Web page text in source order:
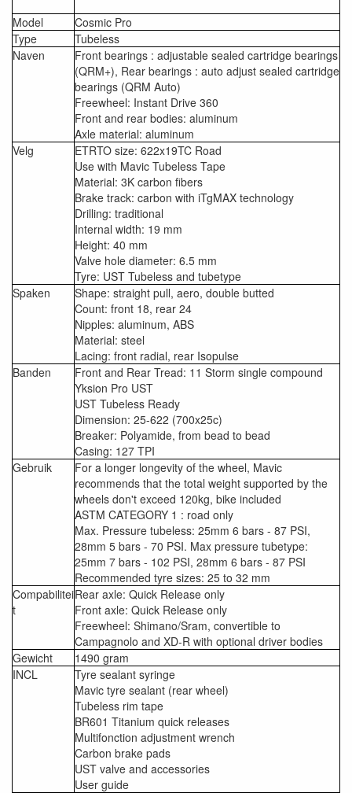
Model
Cosmic Pro
Type
Tubeless
Naven
Front bearings : adjustable sealed cartridge bearings
(QRM+), Rear bearings : auto adjust sealed cartridge
bearings (QRM Auto)
Freewheel: Instant Drive 360
Front and rear bodies: aluminum
Axle material: aluminum
Velg
ETRTO size: 622x19TC Road
Use with Mavic Tubeless Tape
Material: 3K carbon fibers
Brake track: carbon with iTgMAX technology
Drilling: traditional
Internal width: 19 mm
Height: 40 mm
Valve hole diameter: 6.5 mm
Tyre: UST Tubeless and tubetype
Spaken
Shape: straight pull, aero, double butted
Count: front 18, rear 24
Nipples: aluminum, ABS
Material: steel
Lacing: front radial, rear Isopulse
Banden
Front and Rear Tread: 11 Storm single compound
Yksion Pro UST
UST Tubeless Ready
Dimension: 25-622 (700x25c)
Breaker: Polyamide, from bead to bead
Casing: 127 TPI
Gebruik
For a longer longevity of the wheel, Mavic
recommends that the total weight supported by the
wheels don't exceed 120kg, bike included
ASTM CATEGORY 1 : road only
Max. Pressure tubeless: 25mm 6 bars - 87 PSI,
28mm 5 bars - 70 PSI. Max pressure tubetype:
25mm 7 bars - 102 PSI, 28mm 6 bars - 87 PSI
Recommended tyre sizes: 25 to 32 mm
Compabilitei
t
Rear axle: Quick Release only
Front axle: Quick Release only
Freewheel: Shimano/Sram, convertible to
Campagnolo and XD-R with optional driver bodies
Gewicht
1490 gram
INCL
Tyre sealant syringe
Mavic tyre sealant (rear wheel)
Tubeless rim tape
BR601 Titanium quick releases
Multifonction adjustment wrench
Carbon brake pads
UST valve and accessories
User guide